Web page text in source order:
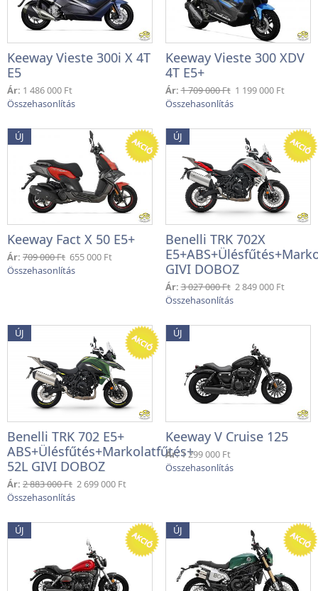
Keeway Vieste 300i X 4T
E5
Ár: 1 486 000 Ft
Keeway Vieste 300 XDV
4T E5+
Ár:1 709 000 Ft 1 199 000 Ft
ÚJ
Keeway Fact X 50 E5+
Ár: 709 000 Ft 655 000 Ft
ÚJ
Benelli TRK 702X
GIVI DOBOZ
Ár:3 027 000 Ft 2 849 000 Ft
ÚJ
Benelli TRK 702 E5+
ABS+Ülésfűtés+Markolatfűtés+
52L GIVI DOBOZ
Ár: 2 883 000 Ft 2 699 000 Ft
ÚJ
Keeway V Cruise 125
Ár:1 299 000 Ft
ÚJ ÚJ